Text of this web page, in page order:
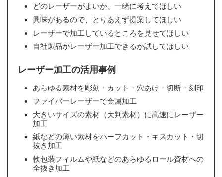
どのレーザーがよいか、一緒に考えてほしい
興味があるので、とりあえず提案してほしい
レーザーで加工しているところを見せてほしい
自社製品がレーザー加工できるか試してほしい
レーザー加工の活用事例
あらゆる素材を彫刻・カット・穴あけ・切断・刻印
ファイバーレーザーで金属加工
大きいサイズの素材（大判素材）に高速にレーザー
加工
紙などの薄い素材をハーフカット・キスカット・切
抜き加工
軟包装フィルムや紙などのあらゆるロール資材への
全抜き加工